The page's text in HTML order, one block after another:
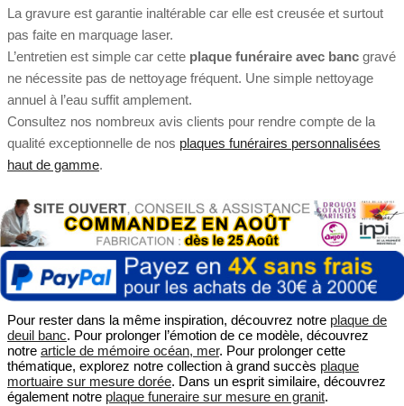
La gravure est garantie inaltérable car elle est creusée et surtout
pas faite en marquage laser.
L’entretien est simple car cette plaque funéraire avec banc gravé
ne nécessite pas de nettoyage fréquent. Une simple nettoyage
annuel à l’eau suffit amplement.
Consultez nos nombreux avis clients pour rendre compte de la
qualité exceptionnelle de nos plaques funéraires personnalisées
haut de gamme.
Pour rester dans la même inspiration, découvrez notre plaque de
deuil banc. Pour prolonger l’émotion de ce modèle, découvrez
notre article de mémoire océan, mer. Pour prolonger cette
thématique, explorez notre collection à grand succès plaque
mortuaire sur mesure dorée. Dans un esprit similaire, découvrez
également notre plaque funeraire sur mesure en granit.